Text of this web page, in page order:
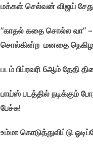
மக்கள் செல்வன் விஜய்
“காதல் கதை சொல்ல வா” –
சொல்கின்ற மனதை நெகிழ
படம் பிப்ரவரி 6ஆம் தேதி
பாய்ஸ் படத்தில் நடிக்கும்
பேச்சு!
உம்மா கொடுத்துவிட்டு